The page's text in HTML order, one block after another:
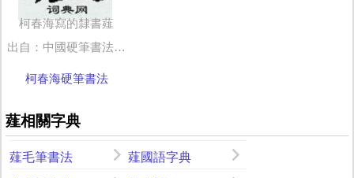
柯春海寫的隸書薤
出自：中國硬筆書法字典
柯春海硬筆書法
薤相關字典
薤毛筆書法 薤國語字典